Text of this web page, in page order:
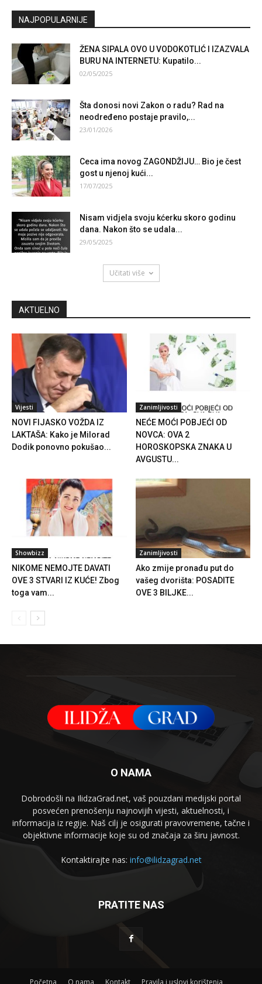
NAJPOPULARNIJE
ŽENA SIPALA OVO U VODOKOTLIĆ I IZAZVALA
BURU NA INTERNETU: Kupatilo...
02/05/2025
Šta donosi novi Zakon o radu? Rad na
neodređeno postaje pravilo,...
23/01/2026
Ceca ima novog ZAGONDŽIJU… Bio je čest
gost u njenoj kući...
17/07/2025
Nisam vidjela svoju kćerku skoro godinu
dana. Nakon što se udala...
29/05/2025
Učitati više
AKTUELNO
Vijesti
NOVI FIJASKO VOŽDA IZ
LAKTAŠA: Kako je Milorad
Dodik ponovno pokušao...
Zanimljivosti
NEĆE MOĆI POBJEĆI OD
NOVCA: OVA 2
HOROSKOPSKA ZNAKA U
AVGUSTU...
Showbizz
NIKOME NEMOJTE DAVATI
OVE 3 STVARI IZ KUĆE! Zbog
toga vam...
Zanimljivosti
Ako zmije pronađu put do
vašeg dvorišta: POSADITE
OVE 3 BILJKE...
O NAMA
Dobrodošli na IlidzaGrad.net, vaš pouzdani medijski portal
posvećen prenošenju najnovijih vijesti, aktuelnosti, i
informacija iz regije. Naš cilj je osigurati pravovremene, tačne i
objektivne informacije koje su od značaja za širu javnost.
Kontaktirajte nas: info@ilidzagrad.net
PRATITE NAS